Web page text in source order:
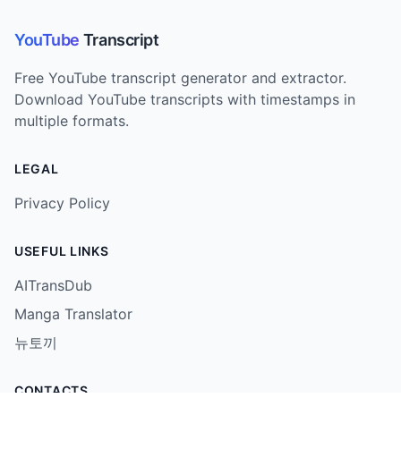
YouTube Transcript
Free YouTube transcript generator and extractor.
Download YouTube transcripts with timestamps in
multiple formats.
LEGAL
Privacy Policy
USEFUL LINKS
AITransDub
Manga Translator
뉴토끼
CONTACTS